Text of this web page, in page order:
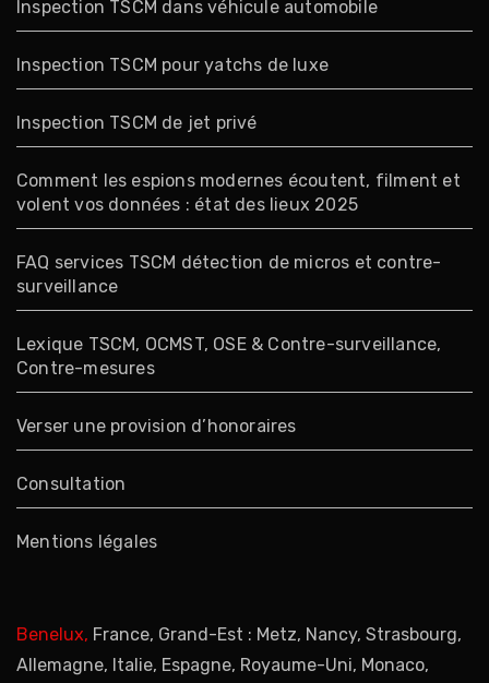
Inspection TSCM dans véhicule automobile
Inspection TSCM pour yatchs de luxe
Inspection TSCM de jet privé
Comment les espions modernes écoutent, filment et
volent vos données : état des lieux 2025
FAQ services TSCM détection de micros et contre-
surveillance
Lexique TSCM, OCMST, OSE & Contre-surveillance,
Contre-mesures
Verser une provision d’honoraires
Consultation
Mentions légales
Benelux, France, Grand-Est : Metz, Nancy, Strasbourg,
Allemagne, Italie, Espagne, Royaume-Uni, Monaco,